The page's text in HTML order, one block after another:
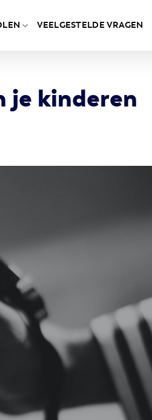
VEELGESTELDE VRAGEN
je kinderen